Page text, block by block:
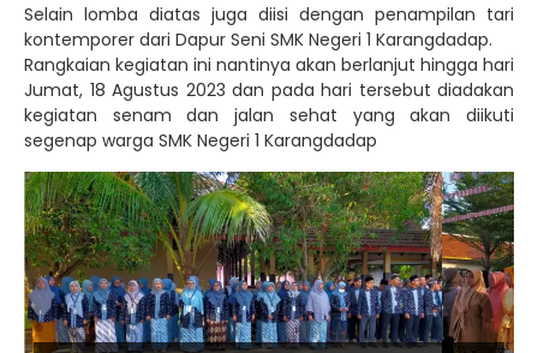
Selain lomba diatas juga diisi dengan penampilan tari
kontemporer dari Dapur Seni SMK Negeri 1 Karangdadap.
Rangkaian kegiatan ini nantinya akan berlanjut hingga hari
Jumat, 18 Agustus 2023 dan pada hari tersebut diadakan
kegiatan senam dan jalan sehat yang akan diikuti
segenap warga SMK Negeri 1 Karangdadap